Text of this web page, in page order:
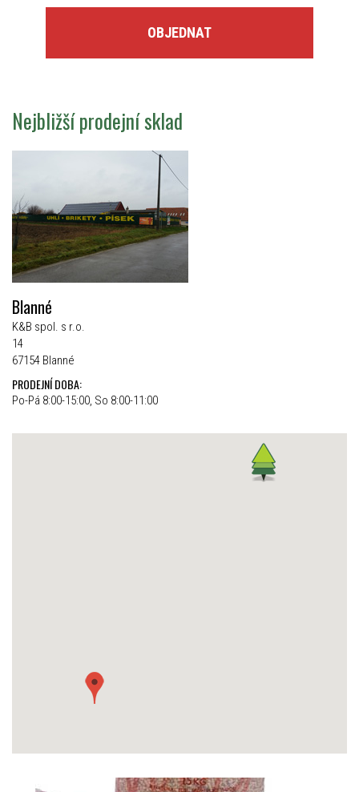
OBJEDNAT
Nejbližší prodejní sklad
Blanné
K&B spol. s r.o.
14
67154 Blanné
PRODEJNÍ DOBA:
Po-Pá 8:00-15:00, So 8:00-11:00